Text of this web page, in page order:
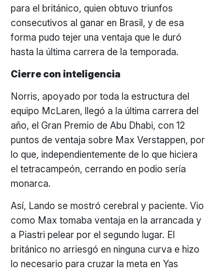
para el británico, quien obtuvo triunfos
consecutivos al ganar en Brasil, y de esa
forma pudo tejer una ventaja que le duró
hasta la última carrera de la temporada.
Cierre con inteligencia
Norris, apoyado por toda la estructura del
equipo McLaren, llegó a la última carrera del
año, el Gran Premio de Abu Dhabi, con 12
puntos de ventaja sobre Max Verstappen, por
lo que, independientemente de lo que hiciera
el tetracampeón, cerrando en podio sería
monarca.
Así, Lando se mostró cerebral y paciente. Vio
como Max tomaba ventaja en la arrancada y
a Piastri pelear por el segundo lugar. El
británico no arriesgó en ninguna curva e hizo
lo necesario para cruzar la meta en Yas